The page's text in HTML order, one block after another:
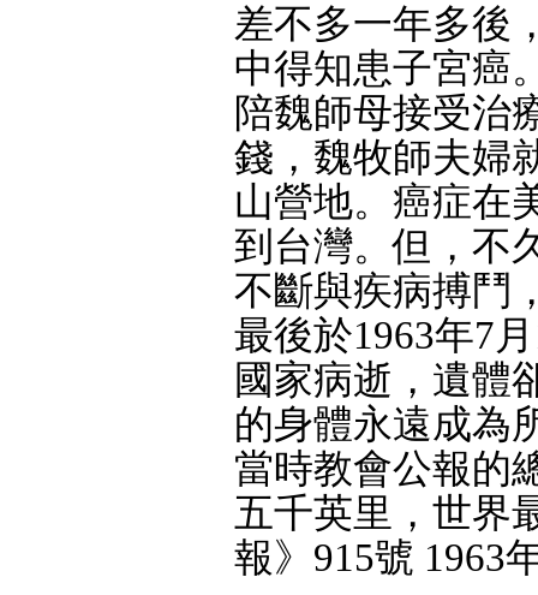
差不多一年多後
中得知患子宮癌
陪魏師母接受治
錢，魏牧師夫婦
山營地。癌症在
到台灣。但，不
不斷與疾病搏鬥
最後於1963年7
國家病逝，遺體
的身體永遠成為
當時教會公報的
五千英里，世界
報》915號 1963